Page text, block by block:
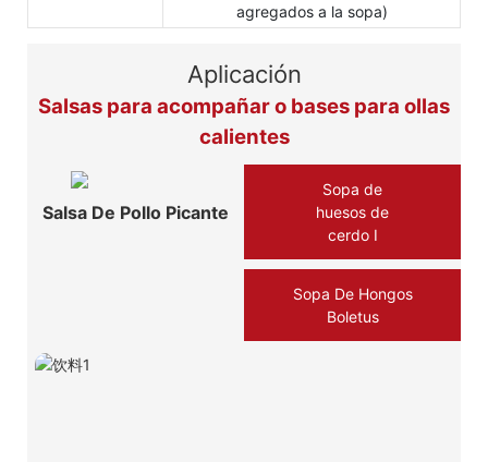
agregados a la sopa)
Aplicación
Salsas para acompañar o bases para ollas
calientes
Salsa De Pollo Picante
Sopa de
huesos de
cerdo Ⅰ
Sopa De Hongos
Boletus